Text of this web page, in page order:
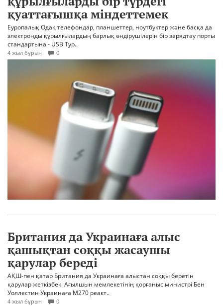
қуаттағышқа міндеттемек
Еуропалық Одақ телефондар, планшеттер, ноутбуктер және басқа да
электронды құрылғылардың барлық өндірушілерін бір зарядтау порты
стандартына - USB Typ..
4 жыл бұрын 0
Британия да Украинаға алыс
қашықтан соққы жасаушы
қарулар береді
АҚШ-пен қатар Британия да Украинаға алыстан соққы беретін
қарулар жеткізбек. Ағылшын мемлекетінің қорғаныс министрі Бен
Уоллестин Украинаға М270 реакт..
4 жыл бұрын 0